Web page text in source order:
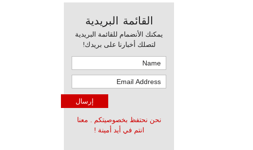
القائمة البريدية
يمكنك الأنضمام للقائمة البريدية
لتصلك أخبارنا على بريدك!
نحن نحتفظ بخصوصيتكم . معنا
انتم في أيد أمينة !